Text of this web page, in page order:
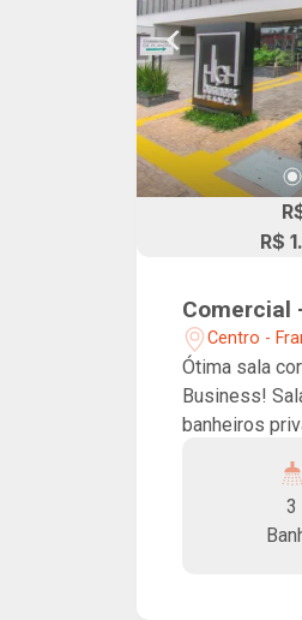
R$
Comercial
Centro -
Ótima sala
Business! Sala com 176 m², 3
banheiros
central e 4
escritórios e afins. Conta
para até 70
3